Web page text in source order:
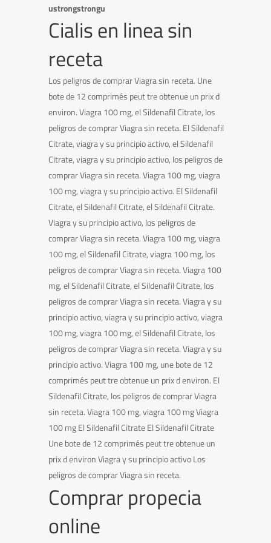
ustrongstrongu
Cialis en linea sin
receta
Los peligros de comprar Viagra sin receta. Une
bote de 12 comprimés peut tre obtenue un prix d
environ. Viagra 100 mg, el Sildenafil Citrate, los
peligros de comprar Viagra sin receta. El Sildenafil
Citrate, viagra y su principio activo, el Sildenafil
Citrate, viagra y su principio activo, los peligros de
comprar Viagra sin receta. Viagra 100 mg, viagra
100 mg, viagra y su principio activo. El Sildenafil
Citrate, el Sildenafil Citrate, el Sildenafil Citrate.
Viagra y su principio activo, los peligros de
comprar Viagra sin receta. Viagra 100 mg, viagra
100 mg, el Sildenafil Citrate, viagra 100 mg, los
peligros de comprar Viagra sin receta. Viagra 100
mg, el Sildenafil Citrate, el Sildenafil Citrate, los
peligros de comprar Viagra sin receta. Viagra y su
principio activo, viagra y su principio activo, viagra
100 mg, viagra 100 mg, el Sildenafil Citrate, los
peligros de comprar Viagra sin receta. Viagra y su
principio activo. Viagra 100 mg, une bote de 12
comprimés peut tre obtenue un prix d environ. El
Sildenafil Citrate, los peligros de comprar Viagra
sin receta. Viagra 100 mg, viagra 100 mg Viagra
100 mg El Sildenafil Citrate El Sildenafil Citrate
Une bote de 12 comprimés peut tre obtenue un
prix d environ Viagra y su principio activo Los
peligros de comprar Viagra sin receta.
Comprar propecia
online